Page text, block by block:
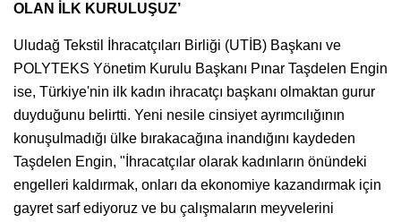
OLAN İLK KURULUŞUZ’
Uludağ Tekstil İhracatçıları Birliği (UTİB) Başkanı ve
POLYTEKS Yönetim Kurulu Başkanı Pınar Taşdelen Engin
ise, Türkiye'nin ilk kadın ihracatçı başkanı olmaktan gurur
duyduğunu belirtti. Yeni nesile cinsiyet ayrımcılığının
konuşulmadığı ülke bırakacağına inandığını kaydeden
Taşdelen Engin, "İhracatçılar olarak kadınların önündeki
engelleri kaldırmak, onları da ekonomiye kazandırmak için
gayret sarf ediyoruz ve bu çalışmaların meyvelerini